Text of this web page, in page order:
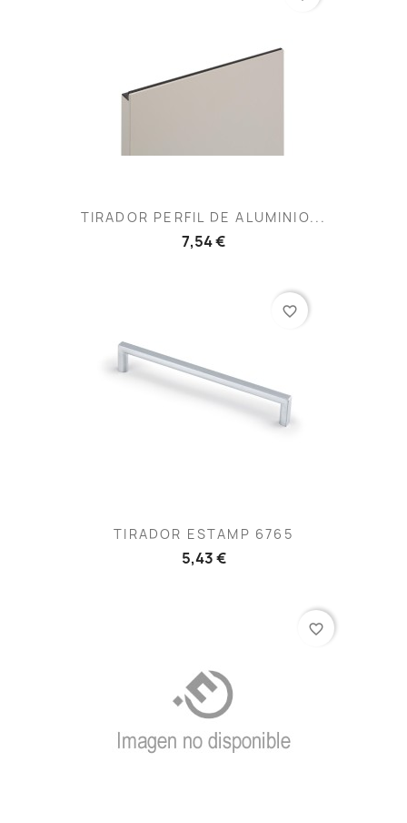
TIRADOR PERFIL DE ALUMINIO...
7,54 €
TIRADOR ESTAMP 6765
5,43 €
favorite_border
favorite_border